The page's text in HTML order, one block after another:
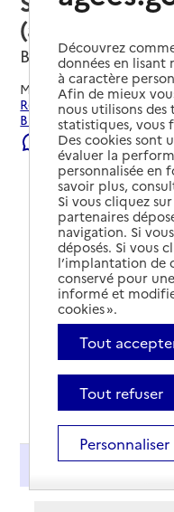
(aide) –
Biéville-Beuville,
Mis à jour le22/07/2026
Rechercher les
Biéville-Beuville.
Signaler une erreur
Présentation
Découvrez
données en
à caractère
Afin de mieux
nous utilisons des
statistiques,
Des cookies sont
évaluer la
personnalisée en
savoir plus,
Si vous cliquez
partenaires
navigation. Si
déposés. Si vous
l’implantation de
conservé pour
informé et
cookies ».
Tout
Tout refuser
Personnaliser